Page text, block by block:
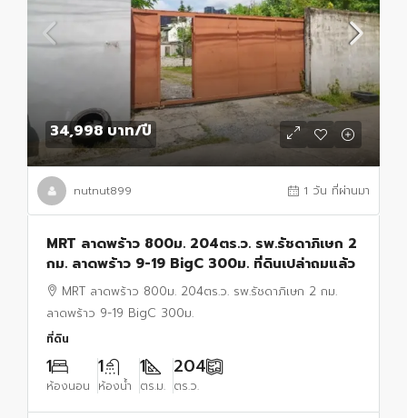
34,998 บาท/ปี
nutnut899 1 วัน ที่ผ่านมา
MRT ลาดพร้าว 800ม. 204ตร.ว. รพ.รัชดาภิเษก 2
กม. ลาดพร้าว 9-19 BigC 300ม. ที่ดินเปล่าถมแล้ว
MRT ลาดพร้าว 800ม. 204ตร.ว. รพ.รัชดาภิเษก 2 กม.
ลาดพร้าว 9-19 BigC 300ม.
ที่ดิน
1
ห้องนอน
1
ห้องน้ำ
1
ตร.ม.
204
ตร.ว.